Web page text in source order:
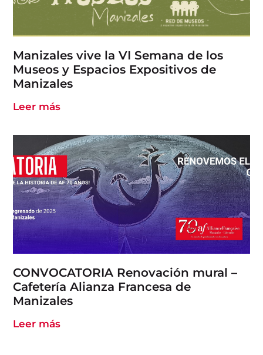
Manizales vive la VI Semana de los
Museos y Espacios Expositivos de
Manizales
Leer más
CONVOCATORIA Renovación mural –
Cafetería Alianza Francesa de
Manizales
Leer más